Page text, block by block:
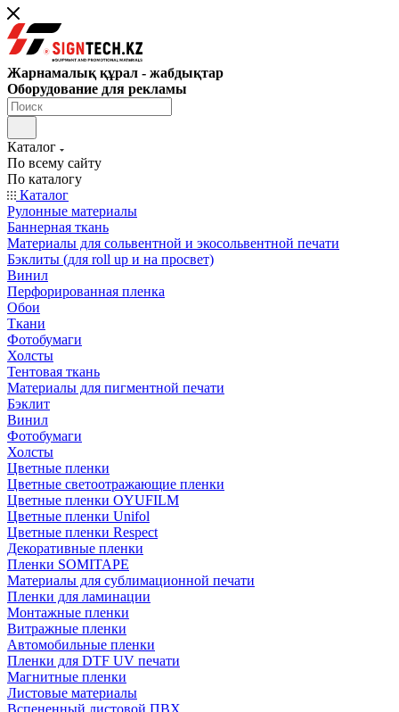
Жарнамалық құрал - жабдықтар
Оборудование для рекламы
Каталог
По всему сайту
По каталогу
Каталог
Рулонные материалы
Баннерная ткань
Материалы для сольвентной и экосольвентной печати
Бэклиты (для roll up и на просвет)
Винил
Перфорированная пленка
Обои
Ткани
Фотобумаги
Холсты
Тентовая ткань
Материалы для пигментной печати
Бэклит
Винил
Фотобумаги
Холсты
Цветные пленки
Цветные светоотражающие пленки
Цветные пленки OYUFILM
Цветные пленки Unifol
Цветные пленки Respect
Декоративные пленки
Пленки SOMITAPE
Материалы для сублимационной печати
Пленки для ламинации
Монтажные пленки
Витражные пленки
Автомобильные пленки
Пленки для DTF UV печати
Магнитные пленки
Листовые материалы
Вспененный листовой ПВХ